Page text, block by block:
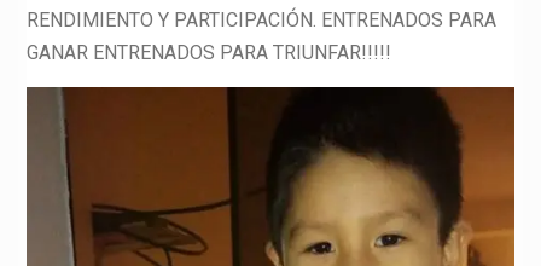
RENDIMIENTO Y PARTICIPACIÓN. ENTRENADOS PARA
GANAR ENTRENADOS PARA TRIUNFAR!!!!!